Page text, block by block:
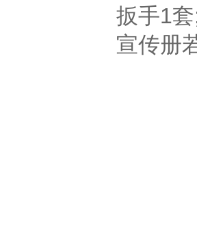
扳手1
宣传册